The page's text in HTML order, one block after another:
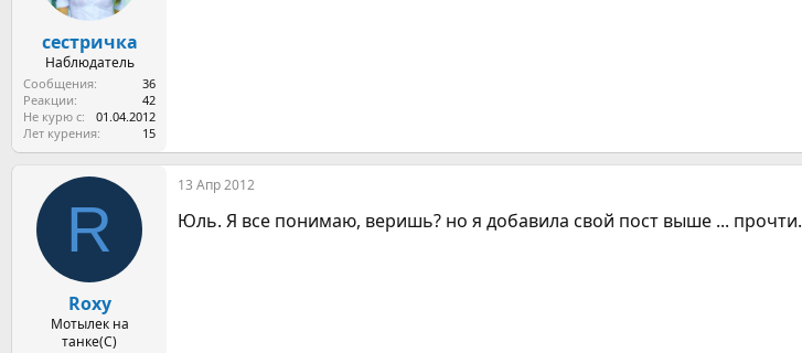
сестричка
Наблюдатель
Сообщения
36
Реакции
42
Не курю с
01.04.2012
Лет курения
15
R
Roxy
Мотылек на
танке(С)
13 Апр 2012
Юль. Я все понимаю, веришь? но я добавила свой пост выше ... прочти.